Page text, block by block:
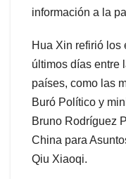
información a la
Hua Xin refirió los
últimos días entre
países, como las
Buró Político y
Bruno Rodríguez
China para
Qiu Xiaoqi.